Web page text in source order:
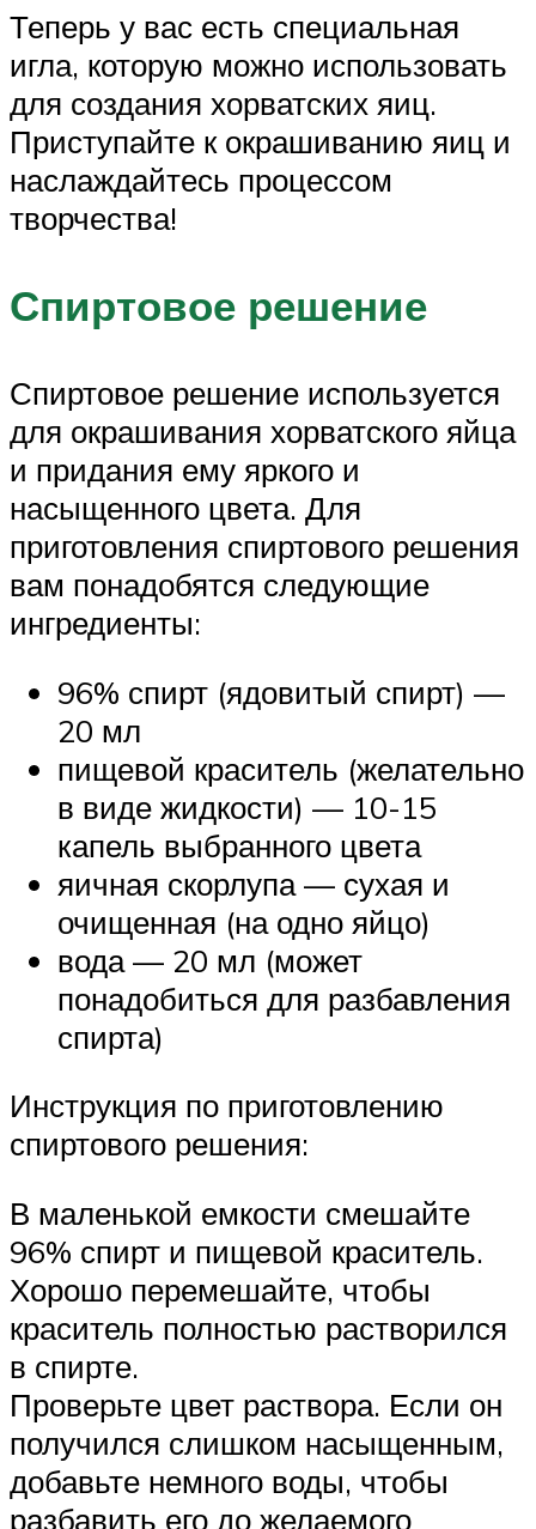
Теперь у вас есть специальная
игла, которую можно использовать
для создания хорватских яиц.
Приступайте к окрашиванию яиц и
наслаждайтесь процессом
творчества!
Спиртовое решение
Спиртовое решение используется
для окрашивания хорватского яйца
и придания ему яркого и
насыщенного цвета. Для
приготовления спиртового решения
вам понадобятся следующие
ингредиенты:
96% спирт (ядовитый спирт) —
20 мл
пищевой краситель (желательно
в виде жидкости) — 10-15
капель выбранного цвета
яичная скорлупа — сухая и
очищенная (на одно яйцо)
вода — 20 мл (может
понадобиться для разбавления
спирта)
Инструкция по приготовлению
спиртового решения:
В маленькой емкости смешайте
96% спирт и пищевой краситель.
Хорошо перемешайте, чтобы
краситель полностью растворился
в спирте.
Проверьте цвет раствора. Если он
получился слишком насыщенным,
добавьте немного воды, чтобы
разбавить его до желаемого